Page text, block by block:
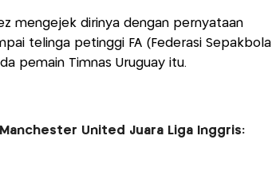
mengejek dirinya dengan pernyataan
telinga petinggi FA (Federasi Sepakbola
pemain Timnas Uruguay itu.
United Juara Liga Inggris: